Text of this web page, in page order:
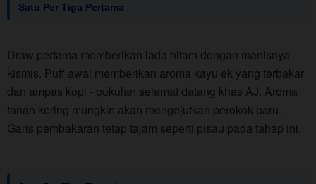
Satu Per Tiga Pertama
Draw pertama memberikan lada hitam dengan manisnya
kismis. Puff awal memberikan aroma kayu ek yang terbakar
dan ampas kopi - pukulan selamat datang khas AJ. Aroma
tanah kering mungkin akan mengejutkan perokok baru.
Garis pembakaran tetap tajam seperti pisau pada tahap ini.